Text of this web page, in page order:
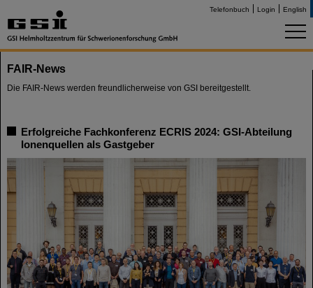
Telefonbuch Login English
FAIR-News
Die FAIR-News werden freundlicherweise von GSI bereitgestellt.
Erfolgreiche Fachkonferenz ECRIS 2024: GSI-Abteilung
Ionenquellen als Gastgeber